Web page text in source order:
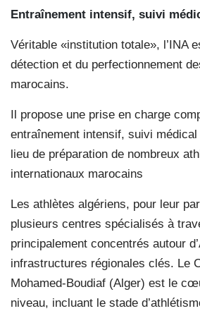
Entraînement intensif, suivi
Véritable «institution totale», l’INA
détection et du perfectionnement
marocains.
Il propose une prise en charge
entraînement intensif, suivi
lieu de préparation de nombreux
internationaux marocains
Les athlètes algériens, pour leur
plusieurs centres spécialisés à
principalement concentrés autour
infrastructures régionales clés. Le
Mohamed-Boudiaf (Alger) est le
niveau, incluant le stade